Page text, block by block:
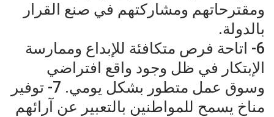
ومقترحاتهم ومشاركتهم في صنع القرار
بالدولة.
6- اتاحة فرص متكافئة للإبداع وممارسة
الإبتكار في ظل وجود واقع افتراضي
وسوق عمل متطور بشكل يومي. 7- توفير
مناخ يسمح للمواطنين بالتعبير عن آرائهم